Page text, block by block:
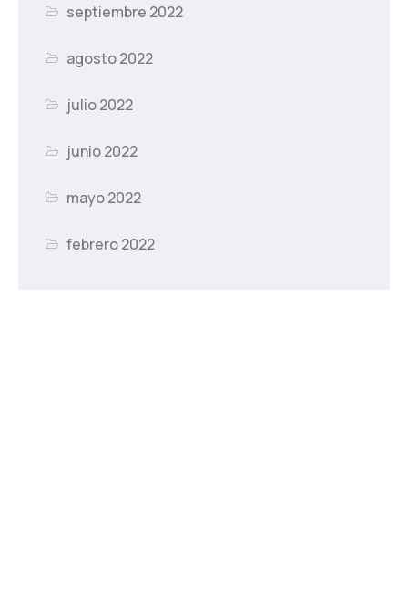
septiembre 2022
agosto 2022
julio 2022
junio 2022
mayo 2022
febrero 2022